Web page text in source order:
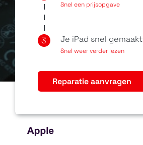
Snel een prijsopgave
3 Je iPad snel gemaakt
Snel weer verder lezen
Reparatie aanvragen